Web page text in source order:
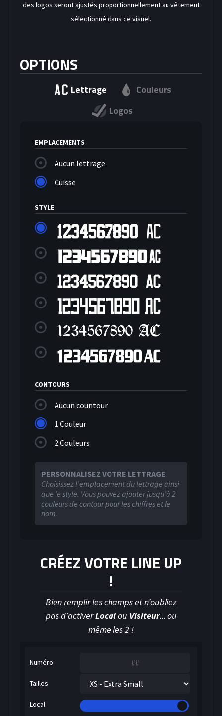
HOCKEY SUR GLACE
des logos seront ajustés proportionnellement au vêtement
sélectionné dans ce visuel.
OPTIONS
Lettrage
Couleurs
Logos
EMPLACEMENTS
Aucun lettrage
Cuisse
STYLE
CONTOURS
Aucun countour
1 Couleur
2 Couleurs
PERSONNALISEZ VOTRE LETTRAGE
Choisissez l’emplacement du lettrage ainsi
que le style. Vous pouvez ajouter jusqu’à 2
couleurs de contour pour les chiffres et le
nom.
CRÉEZ VOTRE LINE UP
!
Bien remplir les champs et n’oubliez
pas d’activerLocalou Visiteur... ou
même les 2 !
Numéro
Tailles
Local